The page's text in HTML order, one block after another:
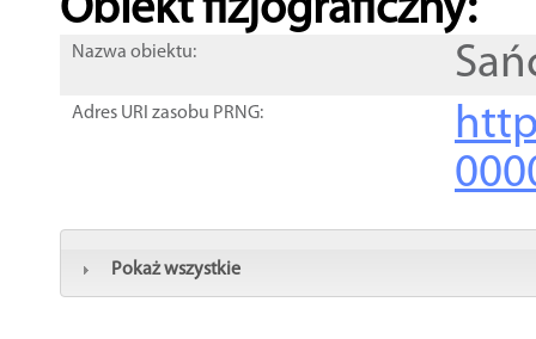
Obiekt fizjograficzny:
Nazwa obiektu:
Adres URI zasobu PRNG:
Pokaż wszystkie